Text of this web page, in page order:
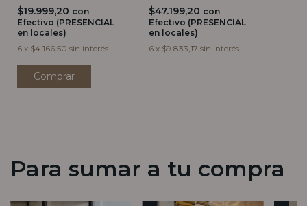
$19.999,20 con
Efectivo (PRESENCIAL
en locales)
6 x $4.166,50 sin interés
$47.199,20 con
Efectivo (PRESENCIAL
en locales)
6 x $9.833,17 sin interés
Para sumar a tu compra